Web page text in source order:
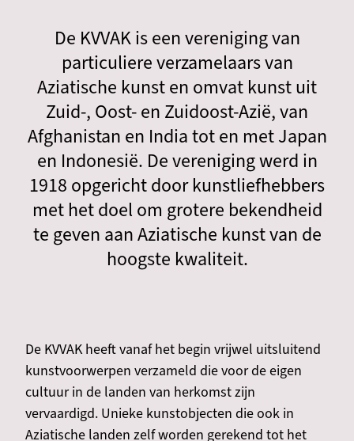
De KVVAK is een vereniging van
particuliere verzamelaars van
Aziatische kunst en omvat kunst uit
Zuid-, Oost- en Zuidoost-Azië, van
Afghanistan en India tot en met Japan
en Indonesië. De vereniging werd in
1918 opgericht door kunstliefhebbers
met het doel om grotere bekendheid
te geven aan Aziatische kunst van de
hoogste kwaliteit.
De KVVAK heeft vanaf het begin vrijwel uitsluitend
kunstvoorwerpen verzameld die voor de eigen
cultuur in de landen van herkomst zijn
vervaardigd. Unieke kunstobjecten die ook in
Aziatische landen zelf worden gerekend tot het